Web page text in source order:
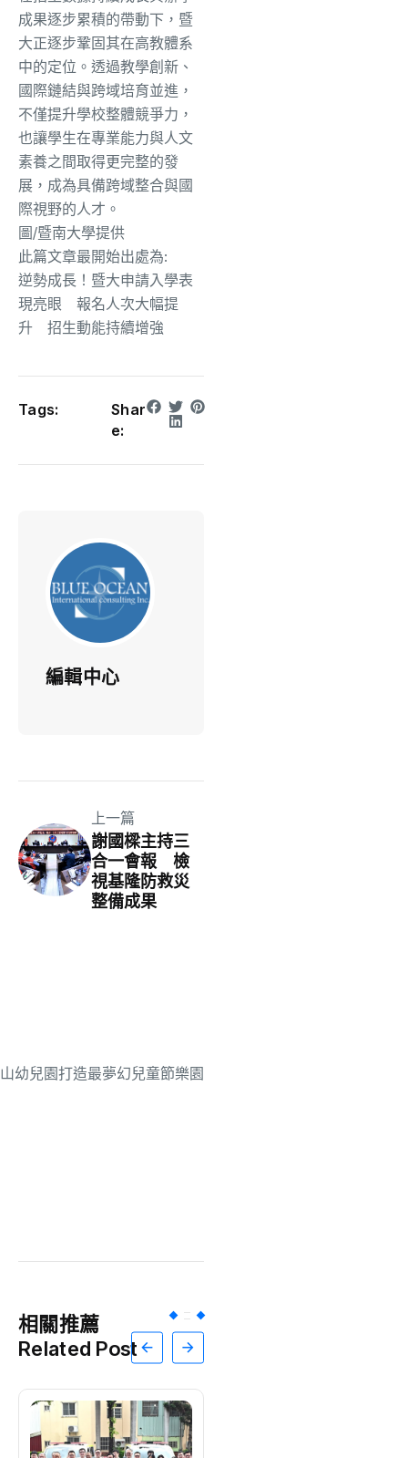
成果逐步累積的帶動下， 暨
大正逐步鞏固其在高教體系
中的定位。透過教學創新、
國際鏈結與跨域培育並進，
不僅提升學校整體競爭力，
也讓學生在專業能力與人文
素養之間取得更完整的發
展， 成為具備跨域整合與國
際視野的人才。
圖/暨南大學提供
此篇文章最開始出處為:
逆勢成長！暨大申請入學表
現亮眼 報名人次大幅提
升 招生動能持續增強
Tags:
Shar
e:
編輯中心
上一篇
謝國樑主持三
合一會報 檢
視基隆防救災
整備成果
相關推薦
Related Post